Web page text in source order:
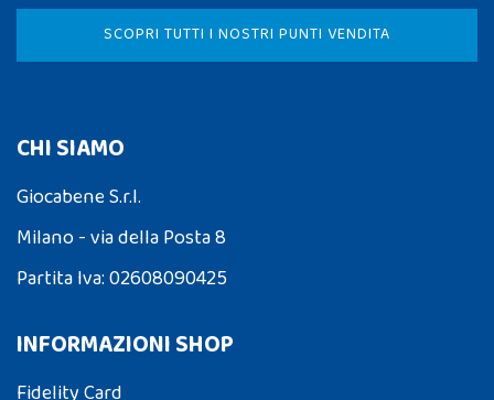
SCOPRI TUTTI I NOSTRI PUNTI VENDITA
CHI SIAMO
Giocabene S.r.l.
Milano - via della Posta 8
Partita Iva: 02608090425
INFORMAZIONI SHOP
Fidelity Card